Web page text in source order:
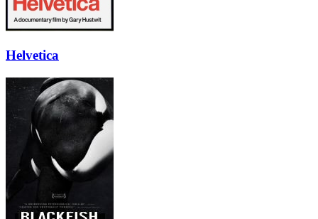
Helvetica